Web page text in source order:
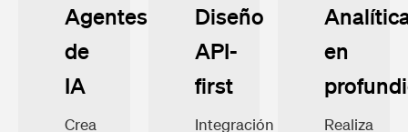
Agentes
de
IA
Crea
Diseño
API-
first
Integración
en
Realiza